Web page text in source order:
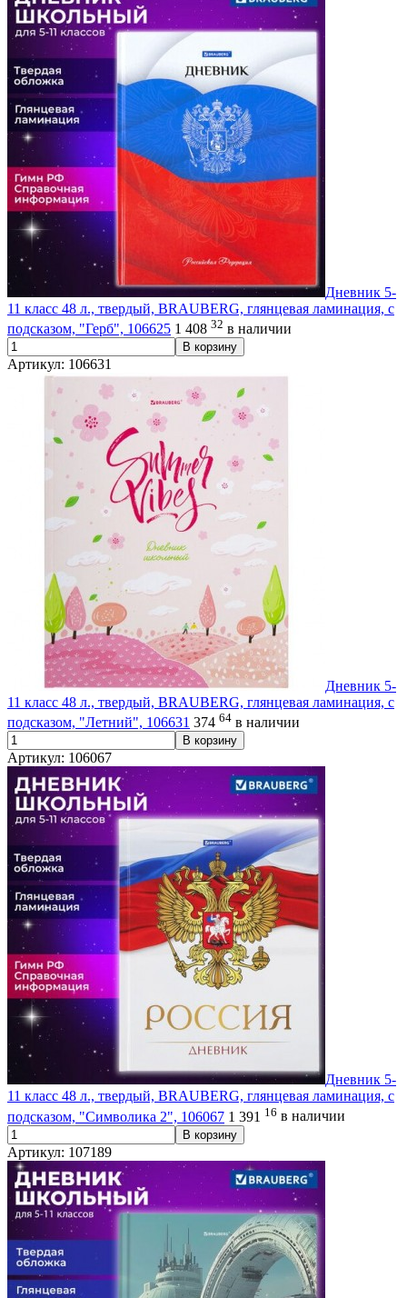
Дневник 5-
11 класс 48 л., твердый, BRAUBERG, глянцевая ламинация, с
подсказом, "Герб", 106625 1 408 32 в наличии
В корзину
Артикул: 106631
Дневник 5-
11 класс 48 л., твердый, BRAUBERG, глянцевая ламинация, с
подсказом, "Летний", 106631 374 64 в наличии
В корзину
Артикул: 106067
Дневник 5-
11 класс 48 л., твердый, BRAUBERG, глянцевая ламинация, с
подсказом, "Символика 2", 106067 1 391 16 в наличии
В корзину
Артикул: 107189